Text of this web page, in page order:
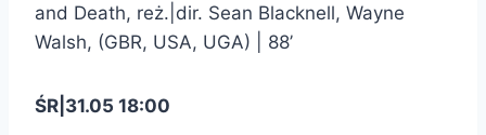
and Death, reż.|dir. Sean Blacknell, Wayne
Walsh, (GBR, USA, UGA) | 88’
ŚR|31.05 18:00